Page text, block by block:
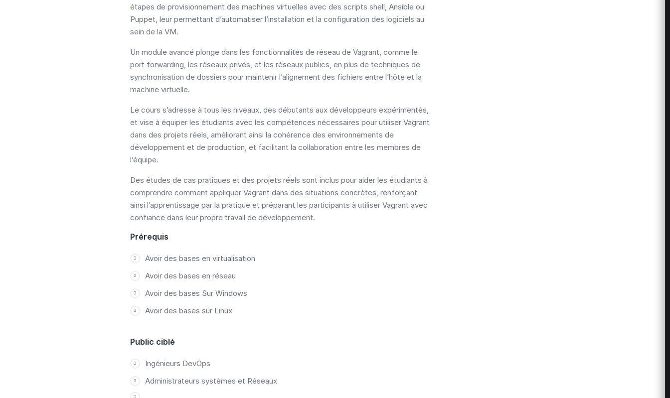
étapes de provisionnement des machines virtuelles avec des scripts shell, Ansible ou
Puppet, leur permettant d’automatiser l’installation et la configuration des logiciels au
sein de la VM.
Un module avancé plonge dans les fonctionnalités de réseau de Vagrant, comme le
port forwarding, les réseaux privés, et les réseaux publics, en plus de techniques de
synchronisation de dossiers pour maintenir l’alignement des fichiers entre l’hôte et la
machine virtuelle.
Le cours s’adresse à tous les niveaux, des débutants aux développeurs expérimentés,
et vise à équiper les étudiants avec les compétences nécessaires pour utiliser Vagrant
dans des projets réels, améliorant ainsi la cohérence des environnements de
développement et de production, et facilitant la collaboration entre les membres de
l’équipe.
Des études de cas pratiques et des projets réels sont inclus pour aider les étudiants à
comprendre comment appliquer Vagrant dans des situations concrètes, renforçant
ainsi l’apprentissage par la pratique et préparant les participants à utiliser Vagrant avec
confiance dans leur propre travail de développement.
Prérequis
Avoir des bases en virtualisation
Avoir des bases en réseau
Avoir des bases Sur Windows
Avoir des bases sur Linux
Public ciblé
Ingénieurs DevOps
Administrateurs systèmes et Réseaux